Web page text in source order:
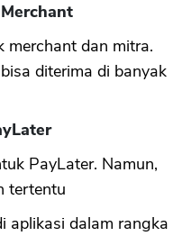
merchant dan mitra.
diterima di banyak
PayLater. Namun,
tertentu
aplikasi dalam rangka